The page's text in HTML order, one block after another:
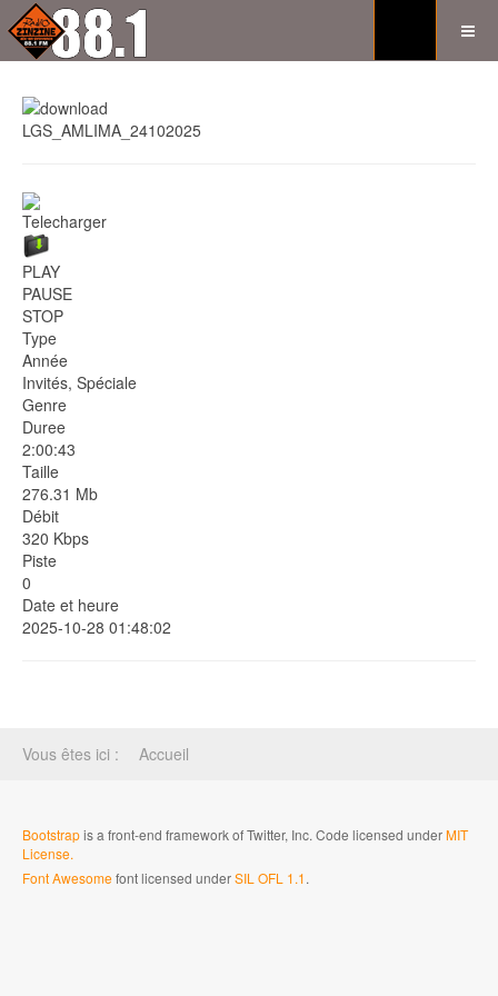
LGS_AMLIMA_24102025
Telecharger
PLAY
PAUSE
STOP
Type
Année
Invités, Spéciale
Genre
Duree
2:00:43
Taille
276.31 Mb
Débit
320 Kbps
Piste
0
Date et heure
2025-10-28 01:48:02
Vous êtes ici : Accueil
Bootstrapis a front-end framework of Twitter, Inc. Code licensed underMIT
License.
Font Awesomefont licensed underSIL OFL 1.1.